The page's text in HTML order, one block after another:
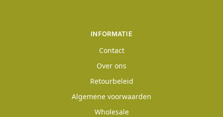
INFORMATIE
Contact
Over ons
Retourbeleid
Algemene voorwaarden
Wholesale